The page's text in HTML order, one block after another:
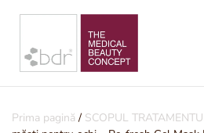
Prima pagină / SCOPUL